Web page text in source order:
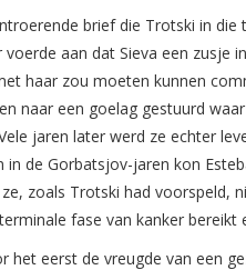
brief die Trotski in
aan dat Sieva een zusje
haar zou moeten kunnen
naar een goelag gestuurd
jaren later werd ze echter
in de Gorbatsjov-jaren kon
zoals Trotski had voorspeld,
fase van kanker bereikt
het eerst de vreugde van een